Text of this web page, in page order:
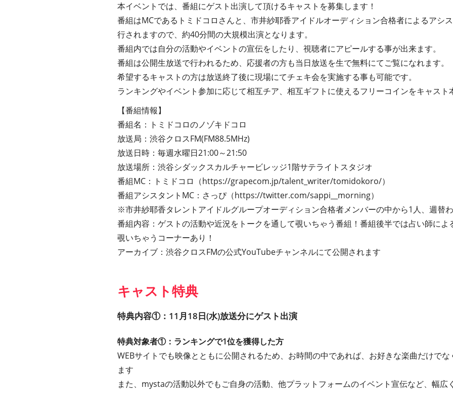
本イベントでは、番組にゲスト出演して頂けるキャストを募集します！
番組はMCであるトミドコロさんと、市井紗耶香アイドルオーディション合格者によるアシ
行されますので、約40分間の大規模出演となります。
番組内では自分の活動やイベントの宣伝をしたり、視聴者にアピールする事が出来ます。
番組は公開生放送で行われるため、応援者の方も当日放送を生で無料にてご覧になれます。
希望するキャストの方は放送終了後に現場にてチェキ会を実施する事も可能です。
ランキングやイベント参加に応じて相互チア、相互ギフトに使えるフリーコインをキャスト
【番組情報】
番組名：トミドコロのノゾキドコロ
放送局：渋谷クロスFM(FM88.5MHz)
放送日時：毎週水曜日21:00～21:50
放送場所：渋谷シダックスカルチャービレッジ1階サテライトスタジオ
番組MC：トミドコロ（https://grapecom.jp/talent_writer/tomidokoro/）
番組アシスタントMC：さっぴ（https://twitter.com/sappi__morning）
※市井紗耶香タレントアイドルグループオーディション合格者メンバーの中から1人、週替
番組内容：ゲストの活動や近況をトークを通して覗いちゃう番組！番組後半では占い師に
覗いちゃうコーナーあり！
アーカイブ：渋谷クロスFMの公式YouTubeチャンネルにて公開されます
キャスト特典
特典内容①：11月18日(水)放送分にゲスト出演
特典対象者①：ランキングで1位を獲得した方
WEBサイトでも映像とともに公開されるため、お時間の中であれば、お好きな楽曲だけで
ます
また、mystaの活動以外でもご自身の活動、他プラットフォームのイベント宣伝など、幅広